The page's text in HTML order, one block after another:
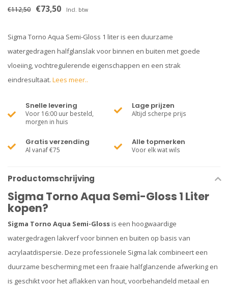
€112,50 €73,50 Incl. btw
Sigma Torno Aqua Semi-Gloss 1 liter is een duurzame
watergedragen halfglanslak voor binnen en buiten met goede
vloeiing, vochtregulerende eigenschappen en een strak
eindresultaat. Lees meer..
Snelle levering
Voor 16:00 uur besteld,
morgen in huis
Lage prijzen
Altijd scherpe prijs
Gratis verzending
Al vanaf €75
Alle topmerken
Voor elk wat wils
Productomschrijving
Sigma Torno Aqua Semi-Gloss 1 Liter
kopen?
Sigma Torno Aqua Semi-Glossis een hoogwaardige
watergedragen lakverf voor binnen en buiten op basis van
acrylaatdispersie. Deze professionele Sigma lak combineert een
duurzame bescherming met een fraaie halfglanzende afwerking en
is geschikt voor het aflakken van hout, voorbehandeld metaal en